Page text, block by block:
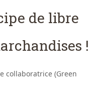
de libre
!
collaboratrice (Green